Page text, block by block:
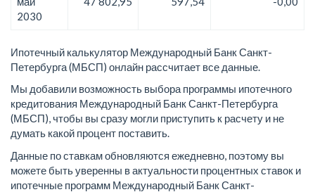
2030
Ипотечный калькулятор Международный Банк Санкт-
Петербурга (МБСП) онлайн рассчитает все данные.
Мы добавили возможность выбора программы ипотечного
кредитования Международный Банк Санкт-Петербурга
(МБСП), чтобы вы сразу могли приступить к расчету и не
думать какой процент поставить.
Данные по ставкам обновляются ежедневно, поэтому вы
можете быть уверенны в актуальности процентных ставок и
ипотечные программ Международный Банк Санкт-